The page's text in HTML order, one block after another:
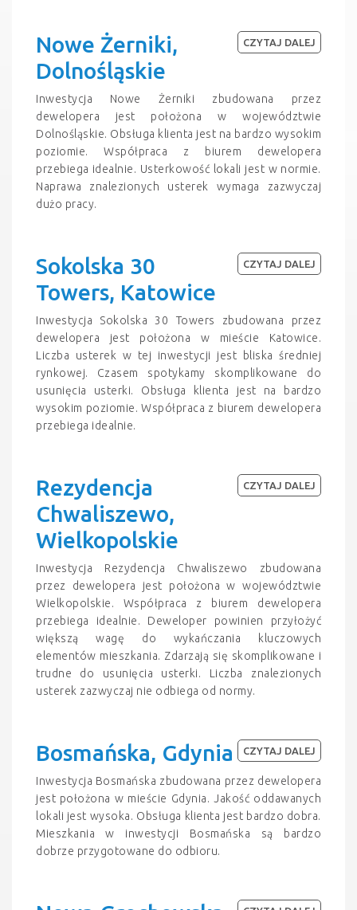
Nowe Żerniki,
Dolnośląskie
Inwestycja Nowe Żerniki zbudowana przez
dewelopera jest położona w województwie
Dolnośląskie. Obsługa klienta jest na bardzo wysokim
poziomie. Współpraca z biurem dewelopera
przebiega idealnie. Usterkowość lokali jest w normie.
Naprawa znalezionych usterek wymaga zazwyczaj
dużo pracy.
CZYTAJ DALEJ
Sokolska 30
Towers, Katowice
Inwestycja Sokolska 30 Towers zbudowana przez
dewelopera jest położona w mieście Katowice.
Liczba usterek w tej inwestycji jest bliska średniej
rynkowej. Czasem spotykamy skomplikowane do
usunięcia usterki. Obsługa klienta jest na bardzo
wysokim poziomie. Współpraca z biurem dewelopera
przebiega idealnie.
CZYTAJ DALEJ
Rezydencja
Chwaliszewo,
Wielkopolskie
Inwestycja Rezydencja Chwaliszewo zbudowana
przez dewelopera jest położona w województwie
Wielkopolskie. Współpraca z biurem dewelopera
przebiega idealnie. Deweloper powinien przyłożyć
większą wagę do wykańczania kluczowych
elementów mieszkania. Zdarzają się skomplikowane i
trudne do usunięcia usterki. Liczba znalezionych
usterek zazwyczaj nie odbiega od normy.
CZYTAJ DALEJ
Bosmańska, Gdynia
Inwestycja Bosmańska zbudowana przez dewelopera
jest położona w mieście Gdynia. Jakość oddawanych
lokali jest wysoka. Obsługa klienta jest bardzo dobra.
Mieszkania w inwestycji Bosmańska są bardzo
dobrze przygotowane do odbioru.
CZYTAJ DALEJ